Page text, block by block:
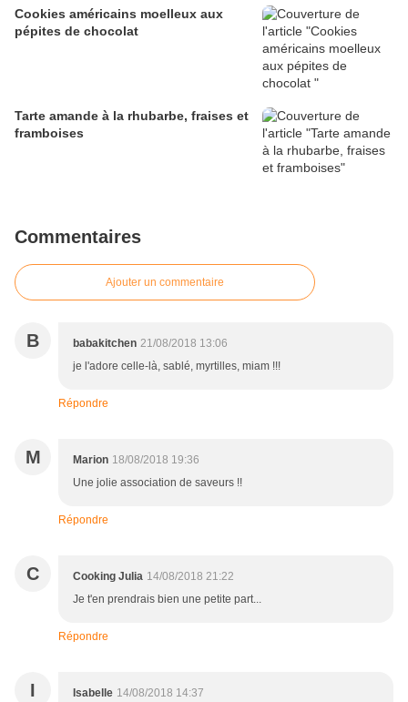
Cookies américains moelleux aux
pépites de chocolat
Tarte amande à la rhubarbe, fraises et
framboises
Commentaires
Ajouter un commentaire
B babakitchen 21/08/2018 13:06
je l'adore celle-là, sablé, myrtilles, miam !!!
Répondre
M Marion 18/08/2018 19:36
Une jolie association de saveurs !!
Répondre
C Cooking Julia 14/08/2018 21:22
Je t'en prendrais bien une petite part...
Répondre
I Isabelle 14/08/2018 14:37